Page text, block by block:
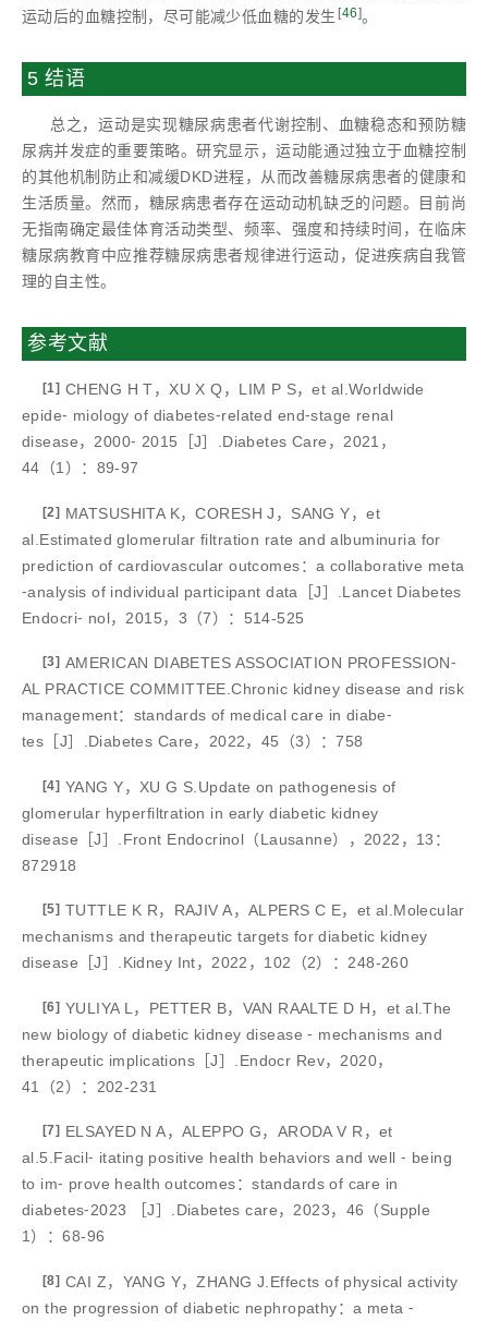
运动后的血糖控制，尽可能减少低血糖的发生 [46]。
5 结语
总之，运动是实现糖尿病患者代谢控制、血糖稳态和预防糖
尿病并发症的重要策略。研究显示，运动能通过独立于血糖控制
的其他机制防止和减缓DKD进程，从而改善糖尿病患者的健康和
生活质量。然而，糖尿病患者存在运动动机缺乏的问题。目前尚
无指南确定最佳体育活动类型、频率、强度和持续时间，在临床
糖尿病教育中应推荐糖尿病患者规律进行运动，促进疾病自我管
理的自主性。
参考文献
[1] CHENG H T，XU X Q，LIM P S，et al.Worldwide
epide⁃ miology of diabetes⁃related end⁃stage renal
disease，2000⁃ 2015［J］.Diabetes Care，2021，
44（1）：89-97
[2] MATSUSHITA K，CORESH J，SANG Y，et
al.Estimated glomerular filtration rate and albuminuria for
prediction of cardiovascular outcomes：a collaborative meta
⁃analysis of individual participant data［J］.Lancet Diabetes
Endocri⁃ nol，2015，3（7）：514-525
[3] AMERICAN DIABETES ASSOCIATION PROFESSION⁃
AL PRACTICE COMMITTEE.Chronic kidney disease and risk
management：standards of medical care in diabe⁃
tes［J］.Diabetes Care，2022，45（3）：758
[4] YANG Y，XU G S.Update on pathogenesis of
glomerular hyperfiltration in early diabetic kidney
disease［J］.Front Endocrinol（Lausanne），2022，13：
872918
[5] TUTTLE K R，RAJIV A，ALPERS C E，et al.Molecular
mechanisms and therapeutic targets for diabetic kidney
disease［J］.Kidney Int，2022，102（2）：248-260
[6] YULIYA L，PETTER B，VAN RAALTE D H，et al.The
new biology of diabetic kidney disease ⁃ mechanisms and
therapeutic implications［J］.Endocr Rev，2020，
41（2）：202-231
[7] ELSAYED N A，ALEPPO G，ARODA V R，et
al.5.Facil⁃ itating positive health behaviors and well ⁃ being
to im⁃ prove health outcomes：standards of care in
diabetes⁃2023 ［J］.Diabetes care，2023，46（Supple
1）：68-96
[8] CAI Z，YANG Y，ZHANG J.Effects of physical activity
on the progression of diabetic nephropathy：a meta ⁃